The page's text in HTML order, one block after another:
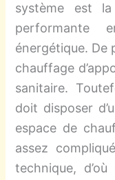
système est
performante
énergétique. De
chauffage
sanitaire.
doit disposer
espace de
assez
technique,